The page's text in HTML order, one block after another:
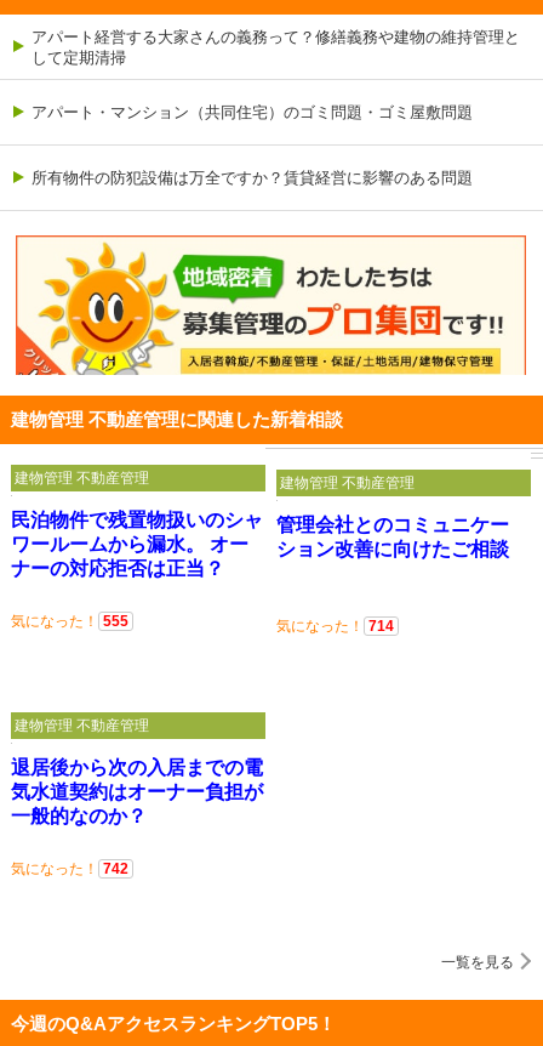
アパート経営する大家さんの義務って？修繕義務や建物の維持管理と
して定期清掃
アパート・マンション（共同住宅）のゴミ問題・ゴミ屋敷問題
所有物件の防犯設備は万全ですか？賃貸経営に影響のある問題
建物管理 不動産管理に関連した新着相談
民泊物件で残置物扱いのシャ
ワールームから漏水。 オー
ナーの対応拒否は正当？
気になった！ 555
建物管理 不動産管理
管理会社とのコミュニケー
ション改善に向けたご相談
気になった！ 714
建物管理 不動産管理
退居後から次の入居までの電
気水道契約はオーナー負担が
一般的なのか？
気になった！ 742
建物管理 不動産管理
一覧を見る
今週のQ&AアクセスランキングTOP5！